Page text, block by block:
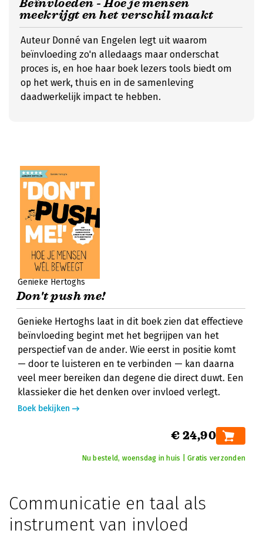
Beïnvloeden - Hoe je mensen
meekrijgt en het verschil maakt
Auteur Donné van Engelen legt uit waarom
beïnvloeding zo'n alledaags maar onderschat
proces is, en hoe haar boek lezers tools biedt om
op het werk, thuis en in de samenleving
daadwerkelijk impact te hebben.
Genieke Hertoghs
Don't push me!
Genieke Hertoghs laat in dit boek zien dat effectieve
beïnvloeding begint met het begrijpen van het
perspectief van de ander. Wie eerst in positie komt
— door te luisteren en te verbinden — kan daarna
veel meer bereiken dan degene die direct duwt. Een
klassieker die het denken over invloed verlegt.
Boek bekijken
€ 24,90
Nu besteld, woensdag in huis | Gratis verzonden
Communicatie en taal als
instrument van invloed